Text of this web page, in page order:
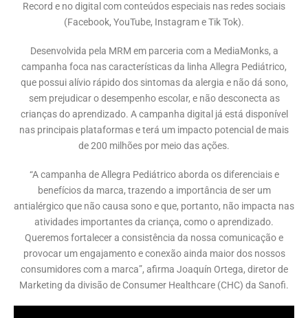
Record e no digital com conteúdos especiais nas redes sociais
(Facebook, YouTube, Instagram e Tik Tok).
Desenvolvida pela MRM em parceria com a MediaMonks, a
campanha foca nas características da linha Allegra Pediátrico,
que possui alívio rápido dos sintomas da alergia e não dá sono,
sem prejudicar o desempenho escolar, e não desconecta as
crianças do aprendizado. A campanha digital já está disponível
nas principais plataformas e terá um impacto potencial de mais
de 200 milhões por meio das ações.
“A campanha de Allegra Pediátrico aborda os diferenciais e
benefícios da marca, trazendo a importância de ser um
antialérgico que não causa sono e que, portanto, não impacta nas
atividades importantes da criança, como o aprendizado.
Queremos fortalecer a consistência da nossa comunicação e
provocar um engajamento e conexão ainda maior dos nossos
consumidores com a marca”, afirma Joaquín Ortega, diretor de
Marketing da divisão de Consumer Healthcare (CHC) da Sanofi.